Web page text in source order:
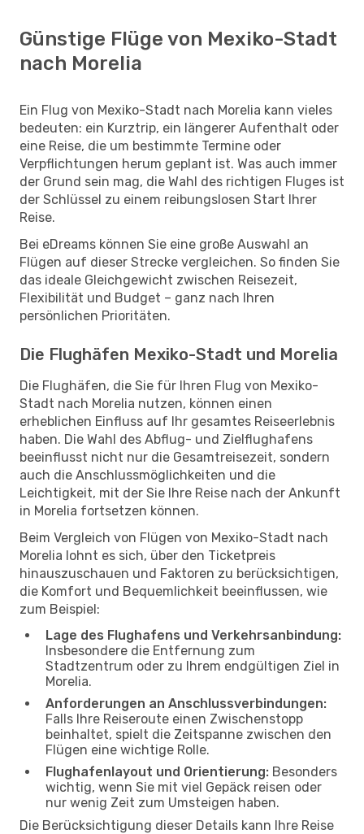
Günstige Flüge von Mexiko-Stadt
nach Morelia
Ein Flug von Mexiko-Stadt nach Morelia kann vieles
bedeuten: ein Kurztrip, ein längerer Aufenthalt oder
eine Reise, die um bestimmte Termine oder
Verpflichtungen herum geplant ist. Was auch immer
der Grund sein mag, die Wahl des richtigen Fluges ist
der Schlüssel zu einem reibungslosen Start Ihrer
Reise.
Bei eDreams können Sie eine große Auswahl an
Flügen auf dieser Strecke vergleichen. So finden Sie
das ideale Gleichgewicht zwischen Reisezeit,
Flexibilität und Budget – ganz nach Ihren
persönlichen Prioritäten.
Die Flughäfen Mexiko-Stadt und Morelia
Die Flughäfen, die Sie für Ihren Flug von Mexiko-
Stadt nach Morelia nutzen, können einen
erheblichen Einfluss auf Ihr gesamtes Reiseerlebnis
haben. Die Wahl des Abflug- und Zielflughafens
beeinflusst nicht nur die Gesamtreisezeit, sondern
auch die Anschlussmöglichkeiten und die
Leichtigkeit, mit der Sie Ihre Reise nach der Ankunft
in Morelia fortsetzen können.
Beim Vergleich von Flügen von Mexiko-Stadt nach
Morelia lohnt es sich, über den Ticketpreis
hinauszuschauen und Faktoren zu berücksichtigen,
die Komfort und Bequemlichkeit beeinflussen, wie
zum Beispiel:
Lage des Flughafens und Verkehrsanbindung:
Insbesondere die Entfernung zum
Stadtzentrum oder zu Ihrem endgültigen Ziel in
Morelia.
Anforderungen an Anschlussverbindungen:
Falls Ihre Reiseroute einen Zwischenstopp
beinhaltet, spielt die Zeitspanne zwischen den
Flügen eine wichtige Rolle.
Flughafenlayout und Orientierung: Besonders
wichtig, wenn Sie mit viel Gepäck reisen oder
nur wenig Zeit zum Umsteigen haben.
Die Berücksichtigung dieser Details kann Ihre Reise